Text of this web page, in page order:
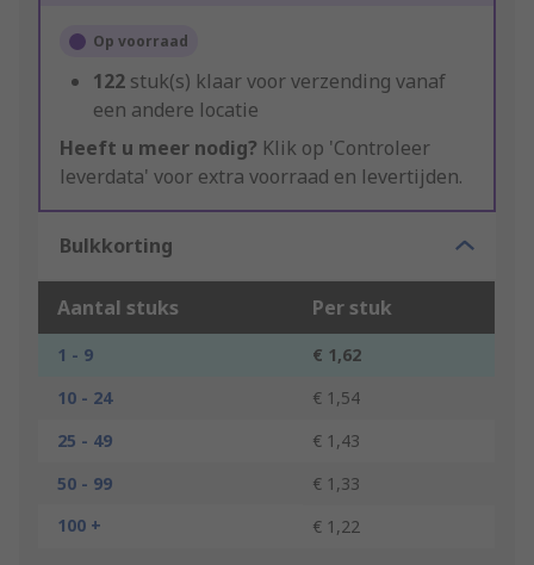
Op voorraad
122 stuk(s) klaar voor verzending vanaf
een andere locatie
Heeft u meer nodig? Klik op 'Controleer
leverdata' voor extra voorraad en levertijden.
Bulkkorting
Aantal stuks Per stuk
1 - 9
€ 1,62
10 - 24
€ 1,54
25 - 49
€ 1,43
50 - 99
€ 1,33
100 +
€ 1,22